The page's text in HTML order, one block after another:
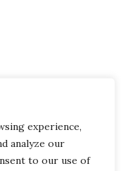
experience,
analyze our
to our use of